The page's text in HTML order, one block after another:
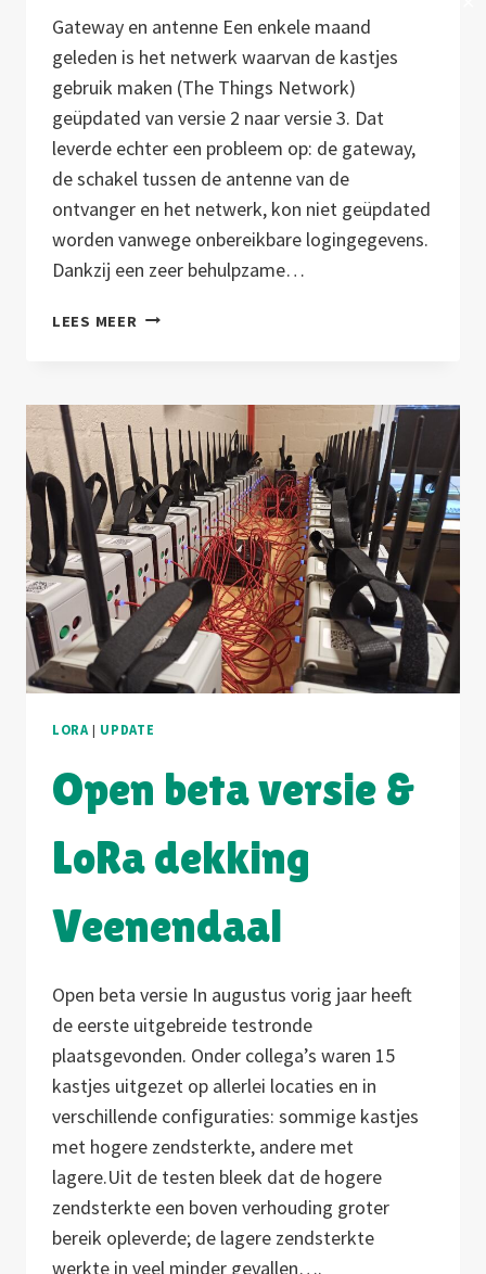
Gateway en antenne Een enkele maand
geleden is het netwerk waarvan de kastjes
gebruik maken (The Things Network)
geüpdated van versie 2 naar versie 3. Dat
leverde echter een probleem op: de gateway,
de schakel tussen de antenne van de
ontvanger en het netwerk, kon niet geüpdated
worden vanwege onbereikbare logingegevens.
Dankzij een zeer behulpzame…
LEES MEER GATEWAY
LORA| UPDATE
Open beta versie &
LoRa dekking
Veenendaal
Open beta versie In augustus vorig jaar heeft
de eerste uitgebreide testronde
plaatsgevonden. Onder collega’s waren 15
kastjes uitgezet op allerlei locaties en in
verschillende configuraties: sommige kastjes
met hogere zendsterkte, andere met
lagere.Uit de testen bleek dat de hogere
zendsterkte een boven verhouding groter
bereik opleverde; de lagere zendsterkte
werkte in veel minder gevallen….